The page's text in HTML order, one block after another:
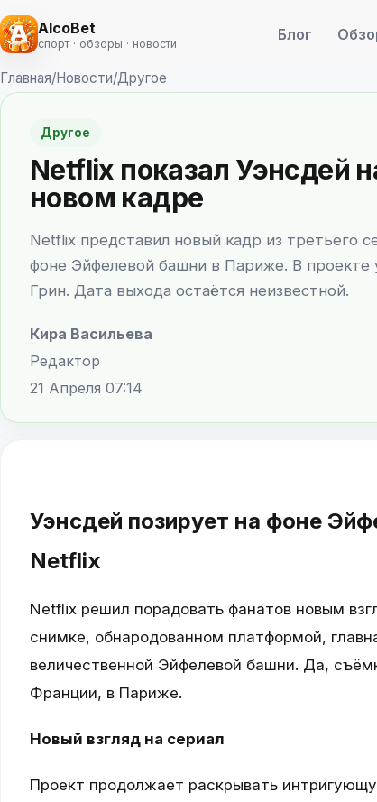
AlcoBet
спорт · обзоры · новости Блог
Главная/Новости/Другое
Другое
Netflix показал Уэнсдей
новом кадре
Netflix представил новый кадр из третьего
фоне Эйфелевой башни в Париже. В проекте
Грин. Дата выхода остаётся неизвестной.
Кира Васильева
Редактор
21 Апреля 07:14
Уэнсдей позирует на фоне
Netflix
Netflix решил порадовать фанатов новым
снимке, обнародованном платформой,
величественной Эйфелевой башни. Да,
Франции, в Париже.
Новый взгляд на сериал
Проект продолжает раскрывать